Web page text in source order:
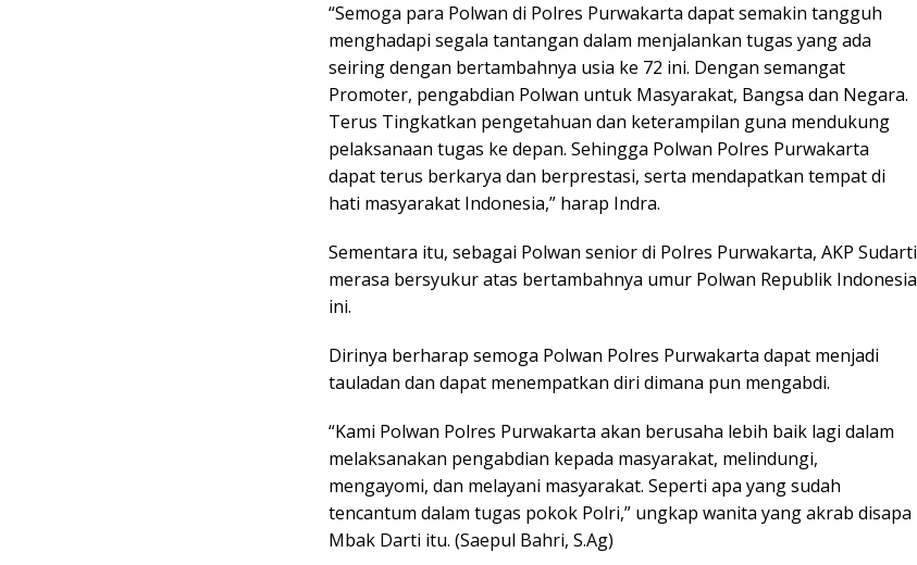
“Semoga para Polwan di Polres Purwakarta dapat semakin tangguh
menghadapi segala tantangan dalam menjalankan tugas yang ada
seiring dengan bertambahnya usia ke 72 ini. Dengan semangat
Promoter, pengabdian Polwan untuk Masyarakat, Bangsa dan Negara.
Terus Tingkatkan pengetahuan dan keterampilan guna mendukung
pelaksanaan tugas ke depan. Sehingga Polwan Polres Purwakarta
dapat terus berkarya dan berprestasi, serta mendapatkan tempat di
hati masyarakat Indonesia,” harap Indra.
Sementara itu, sebagai Polwan senior di Polres Purwakarta, AKP Sudarti
merasa bersyukur atas bertambahnya umur Polwan Republik Indonesia
ini.
Dirinya berharap semoga Polwan Polres Purwakarta dapat menjadi
tauladan dan dapat menempatkan diri dimana pun mengabdi.
“Kami Polwan Polres Purwakarta akan berusaha lebih baik lagi dalam
melaksanakan pengabdian kepada masyarakat, melindungi,
mengayomi, dan melayani masyarakat. Seperti apa yang sudah
tencantum dalam tugas pokok Polri,” ungkap wanita yang akrab disapa
Mbak Darti itu. (Saepul Bahri, S.Ag)